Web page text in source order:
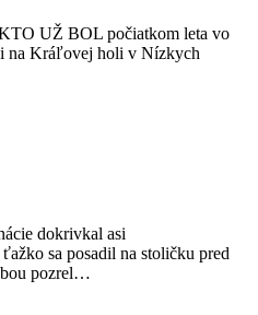
UŽ BOL počiatkom leta vo
na Kráľovej holi v Nízkych
dokrivkal asi
ťažko sa posadil na stoličku pred
pozrel…